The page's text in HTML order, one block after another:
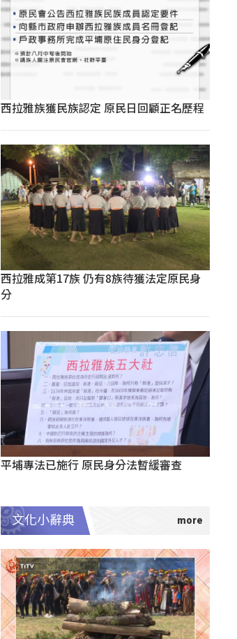
西拉雅族獲民族認定 原民日回顧正名歷程
西拉雅成第17族 仍有8族待獲法定原民身
分
平埔專法已施行 原民身分法暫緩審查
文化小辭典